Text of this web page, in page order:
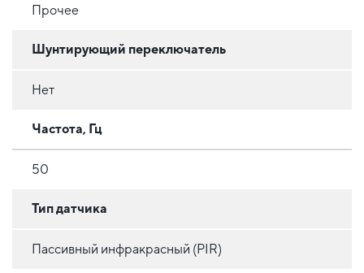
Прочее
Шунтирующий переключатель
Нет
Частота, Гц
50
Тип датчика
Пассивный инфракрасный (PIR)